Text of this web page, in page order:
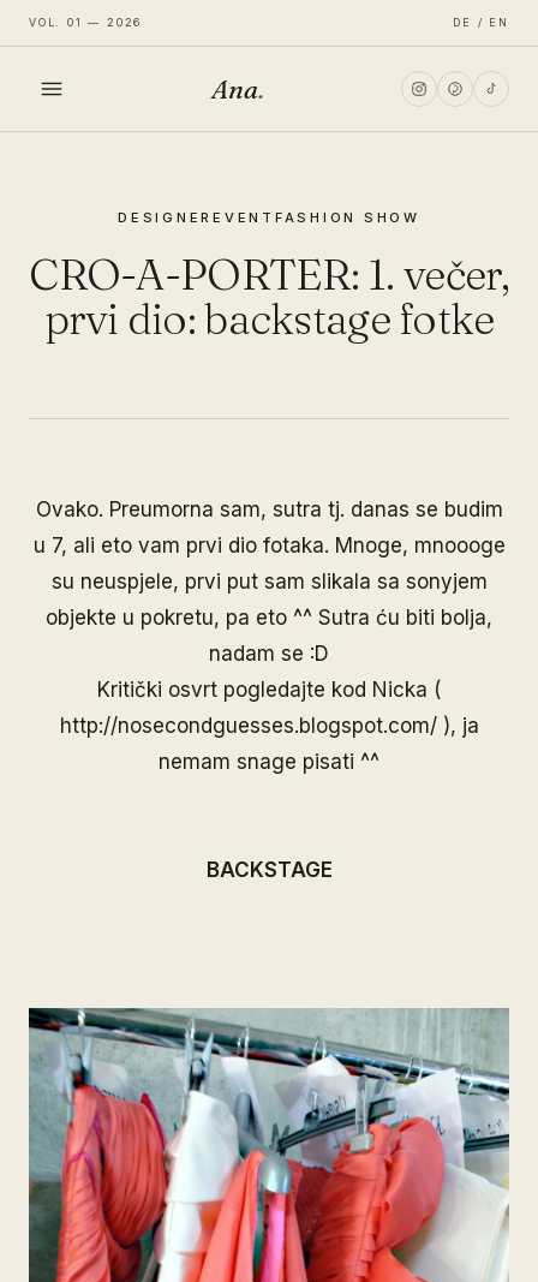
VOL. 01 — 2026 DE / EN
LIFESTYLE
Ana.
DESIGNEREVENT FASHION SHOW
CRO-A-PORTER: 1. večer,
prvi dio: backstage fotke
Ovako. Preumorna sam, sutra tj. danas se budim
u 7, ali eto vam prvi dio fotaka. Mnoge, mnoooge
su neuspjele, prvi put sam slikala sa sonyjem
objekte u pokretu, pa eto ^^ Sutra ću biti bolja,
nadam se :D
Kritički osvrt pogledajte kod Nicka (
http://nosecondguesses.blogspot.com/), ja
nemam snage pisati ^^
BACKSTAGE